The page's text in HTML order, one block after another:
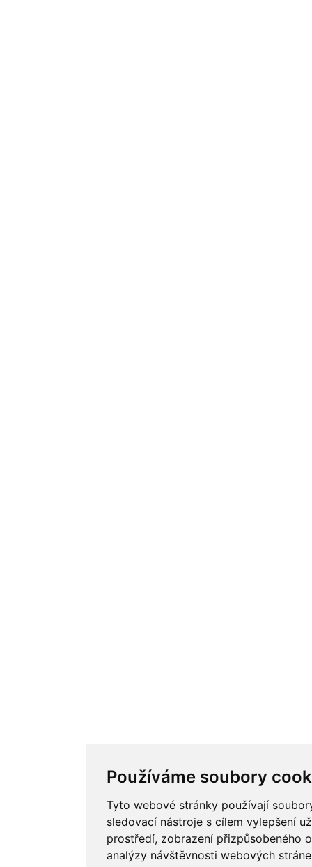
Používáme soubory
Tyto webové stránky používají
sledovací nástroje s cílem vylepšení
prostředí, zobrazení přizpůsobeného
analýzy návštěvnosti webových